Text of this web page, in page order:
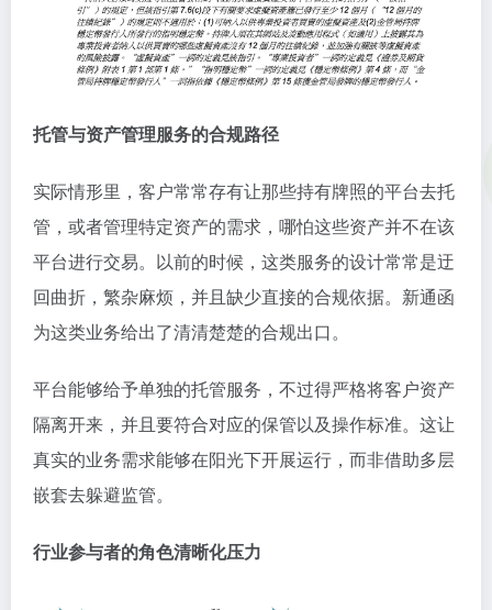
托管与资产管理服务的合规路径
实际情形里，客户常常存有让那些持有牌照的平台去托
管，或者管理特定资产的需求，哪怕这些资产并不在该
平台进行交易。以前的时候，这类服务的设计常常是迂
回曲折，繁杂麻烦，并且缺少直接的合规依据。新通函
为这类业务给出了清清楚楚的合规出口。
平台能够给予单独的托管服务，不过得严格将客户资产
隔离开来，并且要符合对应的保管以及操作标准。这让
真实的业务需求能够在阳光下开展运行，而非借助多层
嵌套去躲避监管。
行业参与者的角色清晰化压力